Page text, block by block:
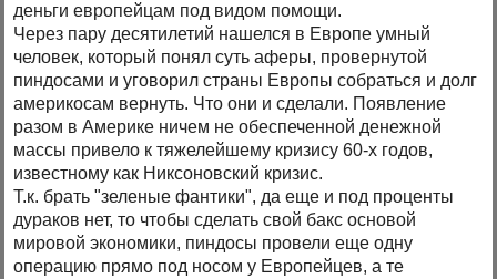
деньги европейцам под видом помощи.
Через пару десятилетий нашелся в Европе умный
человек, который понял суть аферы, провернутой
пиндосами и уговорил страны Европы собраться и долг
америкосам вернуть. Что они и сделали. Появление
разом в Америке ничем не обеспеченной денежной
массы привело к тяжелейшему кризису 60-х годов,
известному как Никсоновский кризис.
Т.к. брать "зеленые фантики", да еще и под проценты
дураков нет, то чтобы сделать свой бакс основой
мировой экономики, пиндосы провели еще одну
операцию прямо под носом у Европейцев, а те